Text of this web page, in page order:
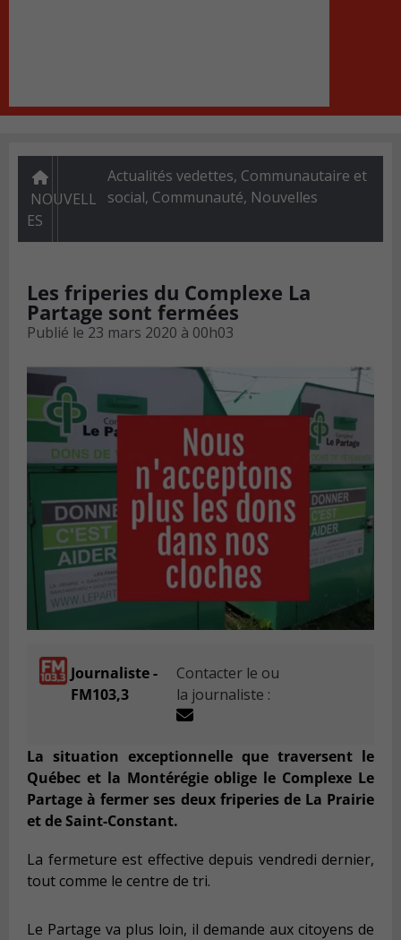
NOUVELL
ES
Actualités vedettes, Communautaire et
social, Communauté, Nouvelles
Les friperies du Complexe La
Partage sont fermées
Publié le 23 mars 2020 à 00h03
Journaliste -
FM103,3
Contacter le ou
la journaliste :
La situation exceptionnelle que traversent le
Québec et la Montérégie oblige le Complexe Le
Partage à fermer ses deux friperies de La Prairie
et de Saint-Constant.
La fermeture est effective depuis vendredi dernier,
tout comme le centre de tri.
Le Partage va plus loin, il demande aux citoyens de